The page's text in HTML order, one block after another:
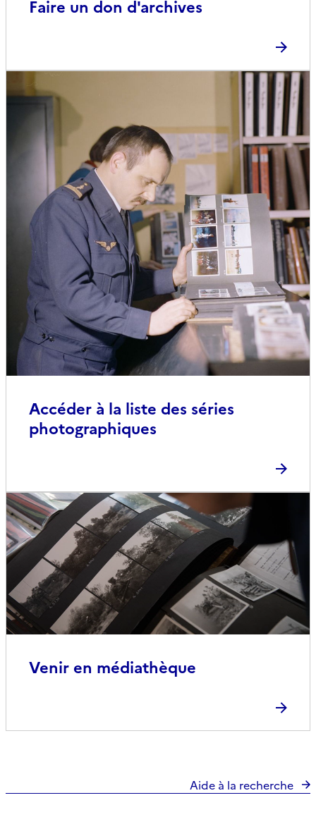
Faire un don d'archives
Accéder à la liste des séries
photographiques
Venir en médiathèque
Aide à la recherche